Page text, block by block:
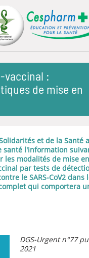
vaccinal :
de mise en
et de la Santé
santé l'information
les modalités de mise
par tests de
le SARS-CoV2 dans
qui comportera
DGS-Urgent n°77
2021